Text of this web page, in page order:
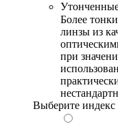
Более
линзы из
при
Выберите индекс